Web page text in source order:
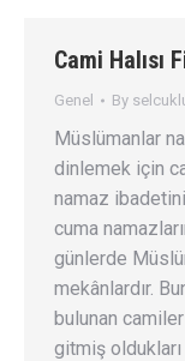
Cami Halısı
Genel By
Müslümanlar
dinlemek için
namaz
cuma
günlerde
mekânlardır.
bulunan
gitmiş